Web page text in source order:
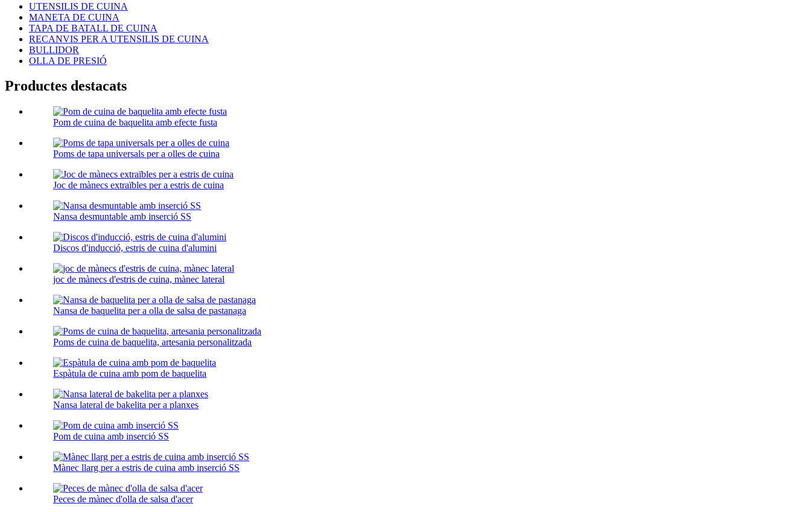
UTENSILIS DE CUINA
MANETA DE CUINA
TAPA DE BATALL DE CUINA
RECANVIS PER A UTENSILIS DE CUINA
BULLIDOR
OLLA DE PRESIÓ
Productes destacats
Pom de cuina de baquelita amb efecte fusta
Poms de tapa universals per a olles de cuina
Joc de mànecs extraïbles per a estris de cuina
Nansa desmuntable amb inserció SS
Discos d'inducció, estris de cuina d'alumini
joc de mànecs d'estris de cuina, mànec lateral
Nansa de baquelita per a olla de salsa de pastanaga
Poms de cuina de baquelita, artesania personalitzada
Espàtula de cuina amb pom de baquelita
Nansa lateral de bakelita per a planxes
Pom de cuina amb inserció SS
Mànec llarg per a estris de cuina amb inserció SS
Peces de mànec d'olla de salsa d'acer